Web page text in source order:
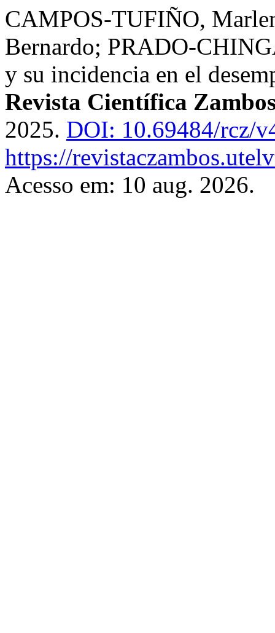
CAMPOS-TUFIÑO,
Bernardo; PRADO-
y su incidencia en el
Revista Científica
2025. DOI: 10.69484/rcz/
https://
Acesso em: 10 aug. 2026.